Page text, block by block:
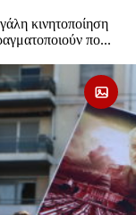
κινητοποίηση
πο...